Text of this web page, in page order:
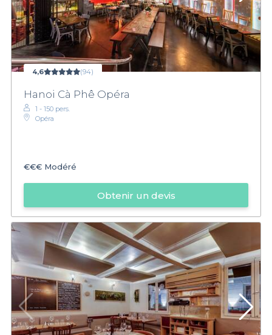
4,6 (94)
Hanoi Cà Phê Opéra
1 - 150 pers.
Opéra
€€€ Modéré
Obtenir un devis